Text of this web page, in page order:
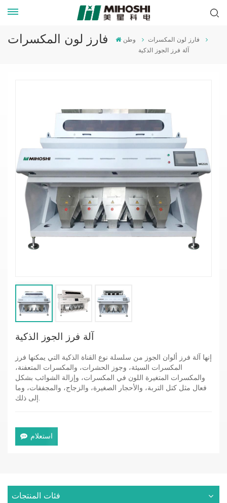
فارز لون المكسرات وطن
فارز لون المكسرات
آلة فرز الجوز الذكية
آلة فرز الجوز الذكية
إنها آلة فرز ألوان الجوز من سلسلة نوع القناة الذكية التي يمكنها فرز
المكسرات السيئة، وجوز الحشرات، والمكسرات المتعفنة،
والمكسرات المتغيرة اللون في المكسرات، وإزالة الشوائب بشكل
فعال مثل كتل التربة، والأحجار الصغيرة، والزجاج، والمجففات، وما
إلى ذلك.
استعلام
فئات المنتجات